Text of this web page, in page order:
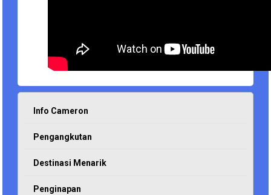
Info Cameron
Pengangkutan
Destinasi Menarik
Penginapan